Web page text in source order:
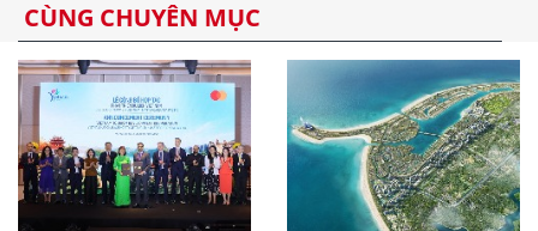
CÙNG CHUYÊN MỤC